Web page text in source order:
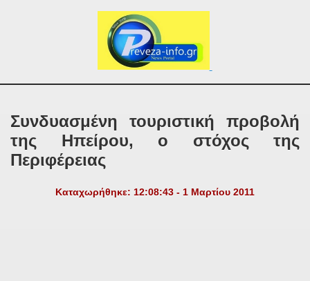
Συνδυασμένη τουριστική προβολή
της Ηπείρου, ο στόχος της
Περιφέρειας
Καταχωρήθηκε: 12:08:43 - 1 Μαρτίου 2011